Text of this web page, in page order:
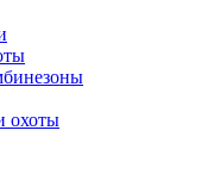
охоты